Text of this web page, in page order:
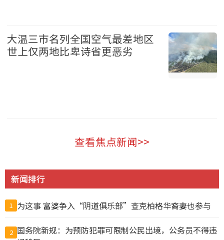
大温三市名列全国空气最差地区
世上仅两地比卑诗省更恶劣
查看焦点新闻>>
新闻排行
1 为这事 富婆争入“阴道俱乐部”查克柏格华裔妻也参与
2 国务院新规：为预防犯罪可限制公民出境，公务员不得违